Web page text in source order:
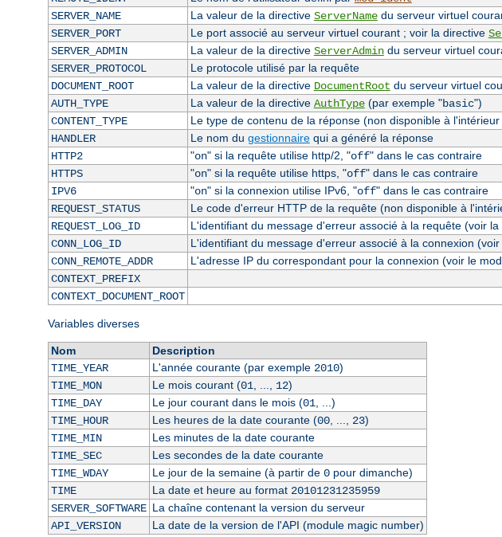
SERVER_NAME
La valeur de la directive ServerNamedu serveur virtuel
SERVER_PORT
Le port associé au serveur virtuel courant ; voir la directive
SERVER_ADMIN
La valeur de la directive ServerAdmindu serveur virtuel
SERVER_PROTOCOL
Le protocole utilisé par la requête
DOCUMENT_ROOT
La valeur de la directive DocumentRoot du serveur virtuel
AUTH_TYPE
La valeur de la directive AuthType(par exemple "basic")
CONTENT_TYPE
Le type de contenu de la réponse (non disponible à
HANDLER
Le nom du gestionnairequi a généré la réponse
HTTP2
"on" si la requête utilise http/2, "off" dans le cas contraire
HTTPS
"on" si la requête utilise https, "off" dans le cas contraire
IPV6
"on" si la connexion utilise IPv6, "off" dans le cas contraire
REQUEST_STATUS
Le code d'erreur HTTP de la requête (non disponible à
REQUEST_LOG_ID
L'identifiant du message d'erreur associé à la requête (voir la
CONN_LOG_ID
L'identifiant du message d'erreur associé à la connexion
CONN_REMOTE_ADDR
L'adresse IP du correspondant pour la connexion (voir le
CONTEXT_PREFIX
CONTEXT_DOCUMENT_ROOT
Variables diverses
Nom
Description
TIME_YEAR
L'année courante (par exemple 2010)
TIME_MON
Le mois courant (01 12)
TIME_DAY
Le jour courant dans le mois (01 , ...)
TIME_HOUR
Les heures de la date courante (00, ..., 23)
TIME_MIN
Les minutes de la date courante
TIME_SEC
Les secondes de la date courante
TIME_WDAY
Le jour de la semaine (à partir de 0pour dimanche)
TIME
La date et heure au format 20101231235959
SERVER_SOFTWARE La chaîne contenant la version du serveur
API_VERSION
La date de la version de l'API (module magic number)